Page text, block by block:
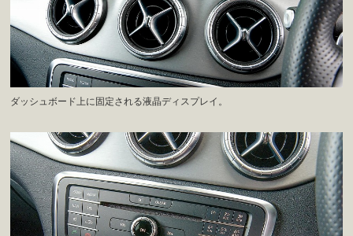
ダッシュボード上に固定される液晶ディスプレイ。